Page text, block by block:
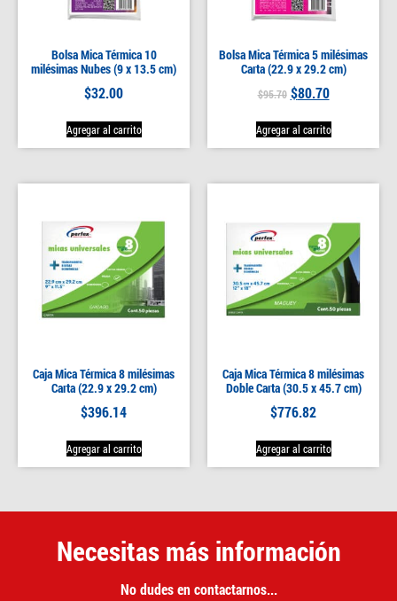
Bolsa Mica Térmica 10
milésimas Nubes (9 x 13.5 cm)
$32.00
Agregar al carrito
Bolsa Mica Térmica 5 milésimas
Carta (22.9 x 29.2 cm)
$95.70 $80.70
Agregar al carrito
Caja Mica Térmica 8 milésimas
Carta (22.9 x 29.2 cm)
$396.14
Agregar al carrito
Caja Mica Térmica 8 milésimas
Doble Carta (30.5 x 45.7 cm)
$776.82
Agregar al carrito
Necesitas más información
No dudes en contactarnos...